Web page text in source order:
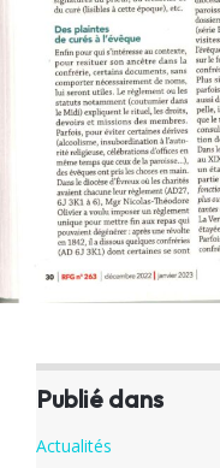
Publié dans
Actualités